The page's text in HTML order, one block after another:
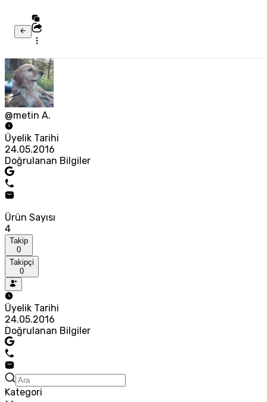
@metin A.
Üyelik Tarihi
24.05.2016
Doğrulanan Bilgiler
Ürün Sayısı
4
Takip
0
Takipçi
0
Üyelik Tarihi
24.05.2016
Doğrulanan Bilgiler
Kategori